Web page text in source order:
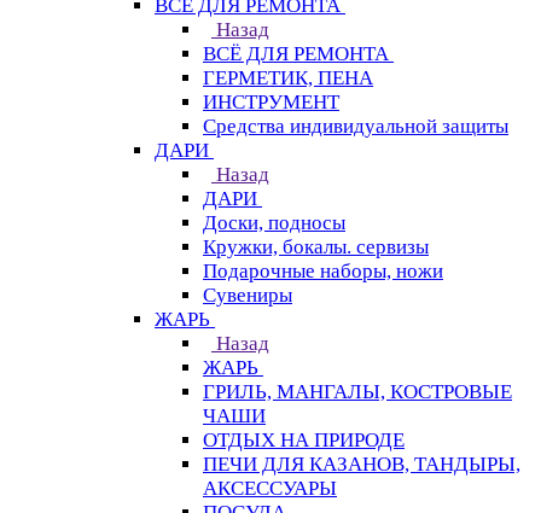
ВСЁ ДЛЯ РЕМОНТА
Назад
ВСЁ ДЛЯ РЕМОНТА
ГЕРМЕТИК, ПЕНА
ИНСТРУМЕНТ
Средства индивидуальной защиты
ДАРИ
Назад
ДАРИ
Доски, подносы
Кружки, бокалы. сервизы
Подарочные наборы, ножи
Сувениры
ЖАРЬ
Назад
ЖАРЬ
ГРИЛЬ, МАНГАЛЫ, КОСТРОВЫЕ
ЧАШИ
ОТДЫХ НА ПРИРОДЕ
ПЕЧИ ДЛЯ КАЗАНОВ, ТАНДЫРЫ,
АКСЕССУАРЫ